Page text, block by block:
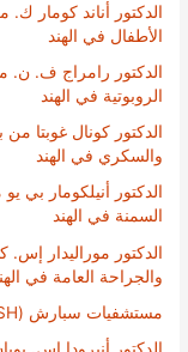
الدكتور أناند كومار
الأطفال في الهند
الدكتور رامراج ف. ن.
الروبوتية في الهند
الدكتور كونال غوبتا
والسكري في الهند
الدكتور أنيلكومار بي
السمنة في الهند
الدكتور موراليدار إس.
والجراحة العامة في
مستشفيات سبارش (SPARSH) في مدينة بنجالور